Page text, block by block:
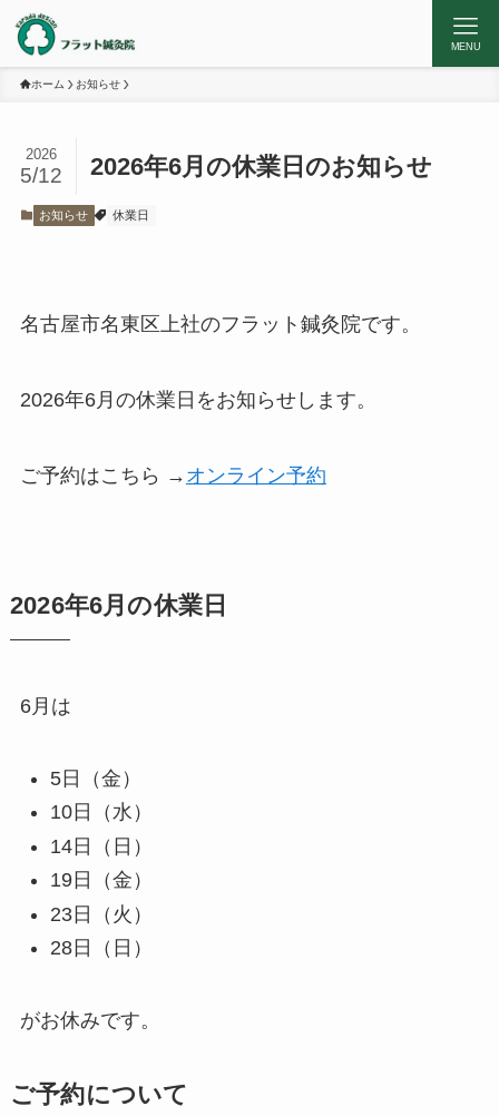
MENU
ホーム お知らせ
2026年6月の休業日のお知らせ
2026
5/12
お知らせ 休業日
名古屋市名東区上社のフラット鍼灸院です。
2026年6月の休業日をお知らせします。
ご予約はこちら → オンライン予約
2026年6月の休業日
6月は
5日（金）
10日（水）
14日（日）
19日（金）
23日（火）
28日（日）
がお休みです。
ご予約について